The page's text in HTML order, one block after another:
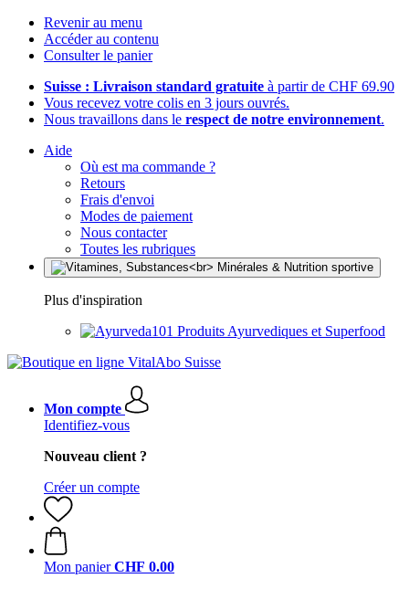
Revenir au menu
Accéder au contenu
Consulter le panier
Suisse : Livraison standard gratuite à partir de CHF 69.90
Vous recevez votre colis en 3 jours ouvrés.
Nous travaillons dans le respect de notre environnement.
Aide
Où est ma commande ?
Retours
Frais d'envoi
Modes de paiement
Nous contacter
Toutes les rubriques
Plus d'inspiration
Produits Ayurvediques et Superfood
Mon compte
Identifiez-vous
Nouveau client ?
Créer un compte
Mon panier CHF 0.00